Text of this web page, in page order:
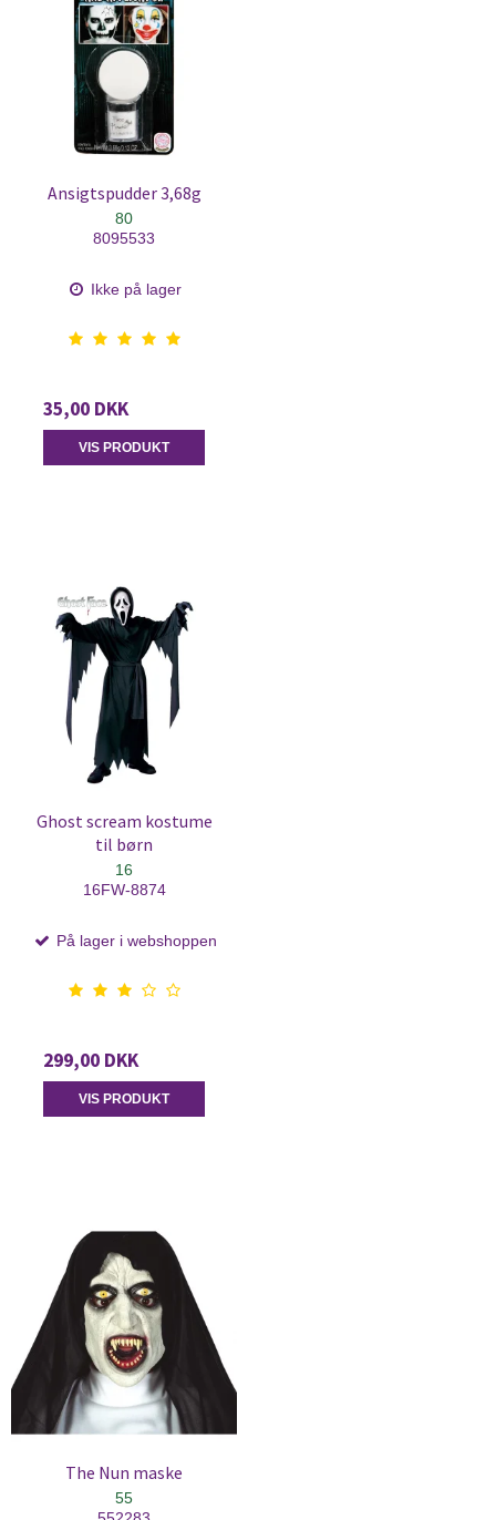
Ansigtspudder 3,68g
80
8095533
Ikke på lager
35,00 DKK
VIS PRODUKT
Ghost scream kostume
til børn
16
16FW-8874
På lager i webshoppen
299,00 DKK
VIS PRODUKT
The Nun maske
55